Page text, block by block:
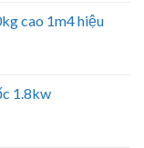
cao 1m4 hiệu
1.8kw